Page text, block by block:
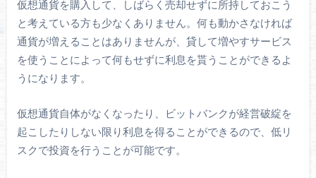
仮想通貨を購入して、しばらく売却せずに所持しておこう
と考えている方も少なくありません。何も動かさなければ
通貨が増えることはありませんが、貸して増やすサービス
を使うことによって何もせずに利息を貰うことができるよ
うになります。
仮想通貨自体がなくなったり、ビットバンクが経営破綻を
起こしたりしない限り利息を得ることができるので、低リ
スクで投資を行うことが可能です。